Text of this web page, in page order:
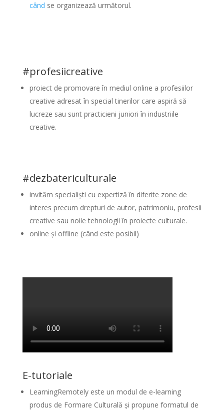
când se organizează următorul.
#profesiicreative
proiect de promovare în mediul online a profesiilor
creative adresat în special tinerilor care aspiră să
lucreze sau sunt practicieni juniori în industriile
creative.
#dezbatericulturale
invităm specialiști cu expertiză în diferite zone de
interes precum drepturi de autor, patrimoniu, profesii
creative sau noile tehnologii în proiecte culturale.
online și offline (când este posibil)
E-tutoriale
LearningRemotely este un modul de e-learning
produs de Formare Culturală și propune formatul de